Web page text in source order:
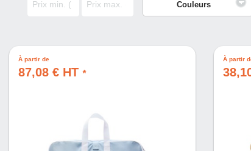
Couleurs
À partir de
87,08 € HT *
À partir